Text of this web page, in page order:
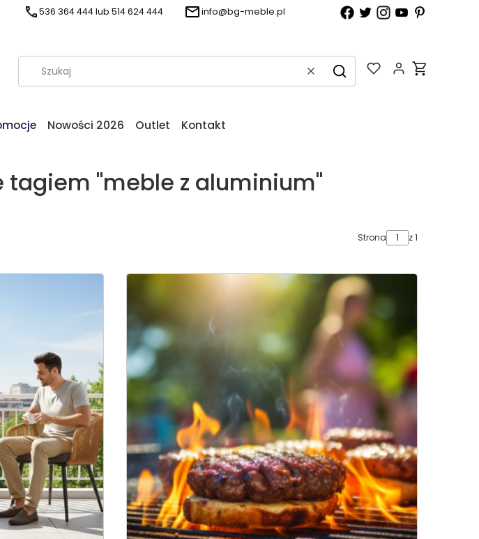
536 364 444 lub 514 624 444 info@bg-meble.pl
WyczyśćSzukaj
Produkty w
Nowości 2026 Outlet Kontakt
tagiem "meble z aluminium"
Strona z 1